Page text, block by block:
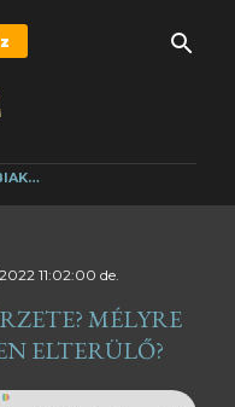
11:02:00 de.
MÉLYRE
ELTERÜLŐ?